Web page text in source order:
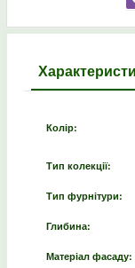
Колір:
Тип колекції:
Тип фурнітури:
Глибина:
Матеріал фасаду: